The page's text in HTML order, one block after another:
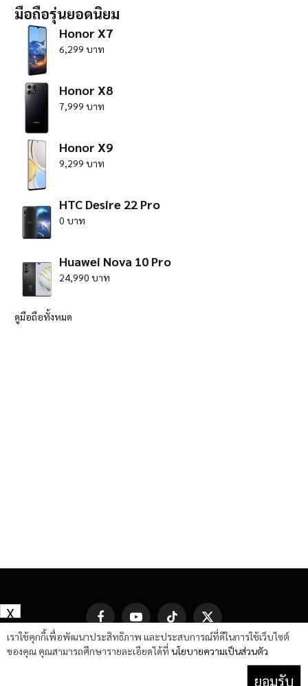
มือถือรุ่นยอดนิยม
Honor X7
6,299 บาท
Honor X8
7,999 บาท
Honor X9
9,299 บาท
HTC Desire 22 Pro
0 บาท
Huawei Nova 10 Pro
24,990 บาท
ดูมือถือทั้งหมด
FacebookYouTube TikTok
X
(Twitter)
เราใช้คุกกี้เพื่อพัฒนาประสิทธิภาพ และประสบการณ์ที่ดีในการใช้เว็บไซต์
ของคุณ คุณสามารถศึกษารายละเอียดได้ที่ นโยบายความเป็นส่วนตัว
ยอมรับ
X